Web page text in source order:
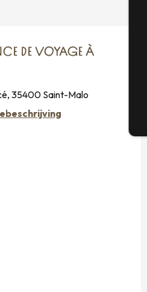
DE VOYAGE À
35400 Saint-Malo